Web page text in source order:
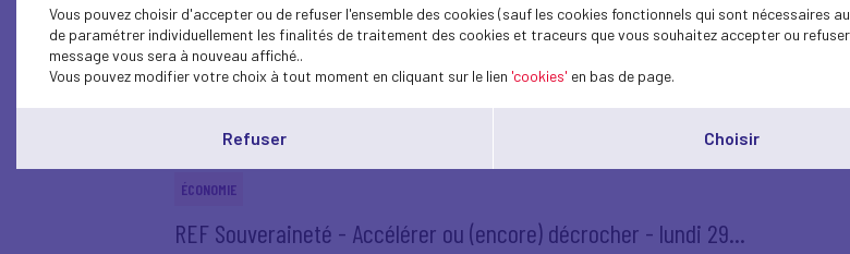
Réforme du financement de la sécurité sociale : les propositions...
Lire l'article
ÉCONOMIE
REF Souveraineté - Accélérer ou (encore) décrocher - lundi 29...
Vous pouvez choisir d'accepter ou de refuser l'ensemble des cookies (sauf les cookies fonctionnels qui sont
de paramétrer individuellement les finalités de traitement des cookies et traceurs que vous souhaitez accepter ou
message vous sera à nouveau affiché..
Vous pouvez modifier votre choix à tout moment en cliquant sur le lien 'cookies' en bas de page.
Refuser Choisir